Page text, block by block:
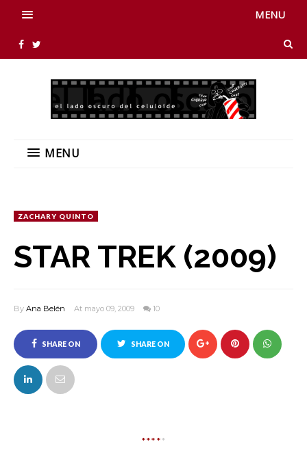
MENU
MENU
ZACHARY QUINTO
STAR TREK (2009)
By Ana Belén At mayo 09, 2009 10
SHARE ON
FACEBOOK
SHARE ON
*****